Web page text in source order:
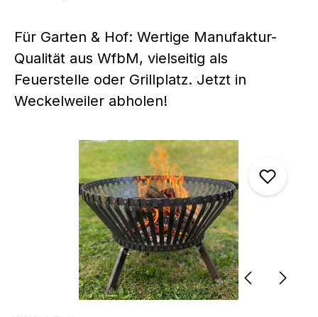
Für Garten & Hof: Wertige Manufaktur-
Qualität aus WfbM, vielseitig als
Feuerstelle oder Grillplatz. Jetzt in
Weckelweiler abholen!
Bildergalerie überspringen